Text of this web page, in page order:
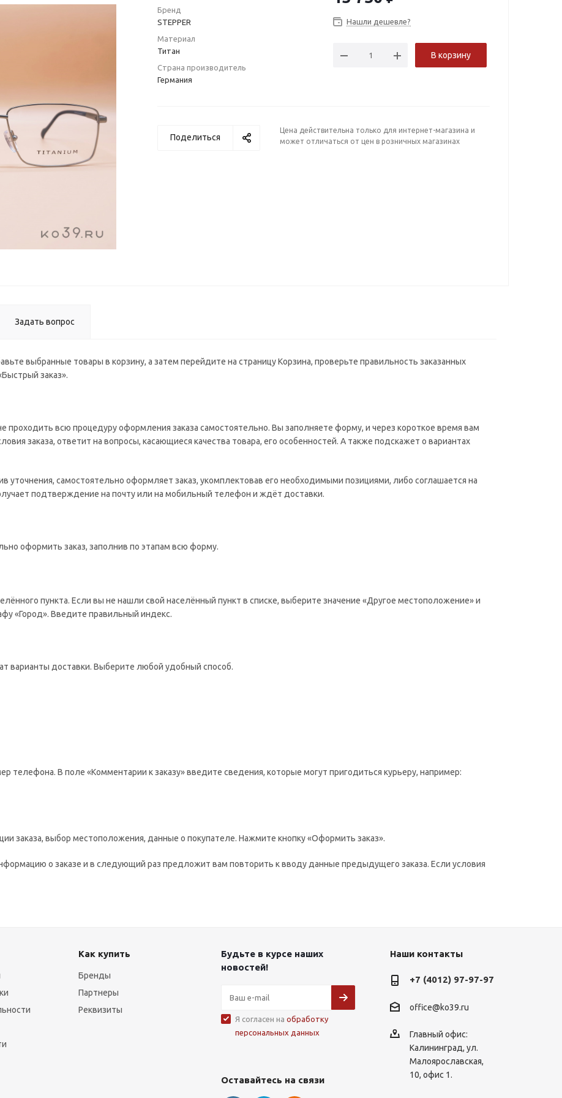
Бренд
STEPPER
Материал
Титан
Страна производитель
Германия
Нашли дешевле?
В корзину
Поделиться
Цена действительна только для интернет-магазина и
может отличаться от цен в розничных магазинах
Задать вопрос
выбранные товары в корзину, а затем перейдите на страницу Корзина, проверьте правильность заказанных
заказ».
проходить всю процедуру оформления заказа самостоятельно. Вы заполняете форму, и через короткое время вам
заказа, ответит на вопросы, касающиеся качества товара, его особенностей. А также подскажет о вариантах
уточнения, самостоятельно оформляет заказ, укомплектовав его необходимыми позициями, либо соглашается на
подтверждение на почту или на мобильный телефон и ждёт доставки.
оформить заказ, заполнив по этапам всю форму.
пункта. Если вы не нашли свой населённый пункт в списке, выберите значение «Другое местоположение» и
«Город». Введите правильный индекс.
варианты доставки. Выберите любой удобный способ.
телефона. В поле «Комментарии к заказу» введите сведения, которые могут пригодиться курьеру, например:
заказа, выбор местоположения, данные о покупателе. Нажмите кнопку «Оформить заказ».
о заказе и в следующий раз предложит вам повторить к вводу данные предыдущего заказа. Если условия
Как купить
Бренды
Партнеры
Реквизиты
Будьте в курсе наших
новостей!
Я согласен на обработку
персональных данных
Оставайтесь на связи
Наши контакты
+7 (4012) 97-97-97
office@ko39.ru
Главный офис:
Калининград, ул.
Малоярославская,
10, офис 1.